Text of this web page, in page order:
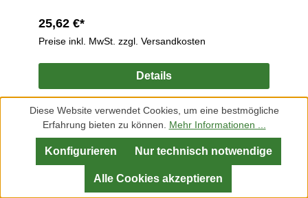
25,62 €*
Preise inkl. MwSt. zzgl. Versandkosten
Details
Kontakt
Diese Website verwendet Cookies, um eine bestmögliche
Erfahrung bieten zu können. Mehr Informationen ...
Nur technisch notwendige
Konfigurieren
Alle Cookies akzeptieren